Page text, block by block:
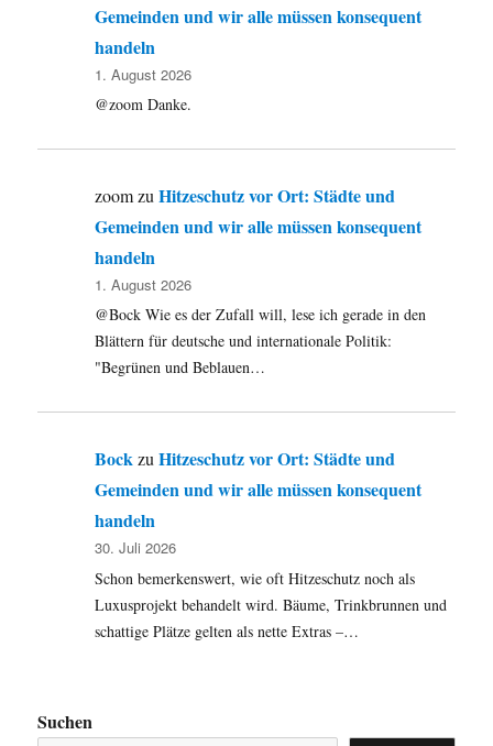
Gemeinden und wir alle müssen konsequent
handeln
1. August 2026
@zoom Danke.
zoomzuHitzeschutz vor Ort: Städte und
Gemeinden und wir alle müssen konsequent
handeln
1. August 2026
@Bock Wie es der Zufall will, lese ich gerade in den
Blättern für deutsche und internationale Politik:
"Begrünen und Beblauen…
BockzuHitzeschutz vor Ort: Städte und
Gemeinden und wir alle müssen konsequent
handeln
30. Juli 2026
Schon bemerkenswert, wie oft Hitzeschutz noch als
Luxusprojekt behandelt wird. Bäume, Trinkbrunnen und
schattige Plätze gelten als nette Extras –…
Suchen